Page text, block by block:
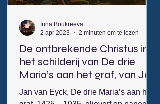
Stilleven
De ontbrekende Christus in
het schilderij van De drie
Maria’s aan het graf, van Jan
van Eyck.
Jan van Eyck, De drie Maria’s aan het
Inna Boukreeva
2 apr 2023
2 minuten om te lezen